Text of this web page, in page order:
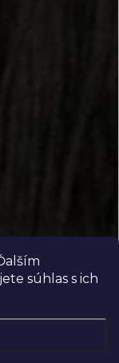
súhlas s ich